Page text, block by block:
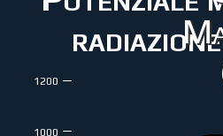
1000
1200